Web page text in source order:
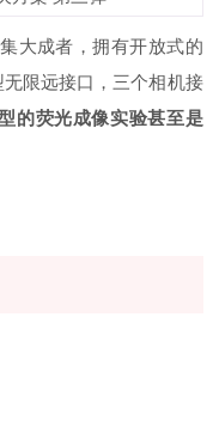
大成者，拥有开放式的
限远接口，三个相机接
的荧光成像实验甚至是